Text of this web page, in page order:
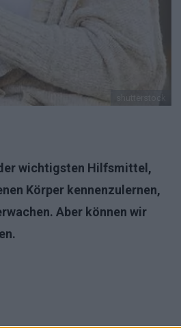
wichtigsten Hilfsmittel,
Körper kennenzulernen,
Aber können wir